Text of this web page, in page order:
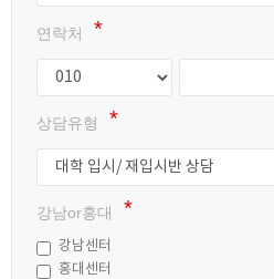
연락처
상담유형
강남or홍대
강남센터
홍대센터